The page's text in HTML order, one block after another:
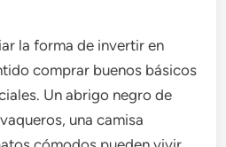
la forma de invertir en
comprar buenos básicos
Un abrigo negro de
una camisa